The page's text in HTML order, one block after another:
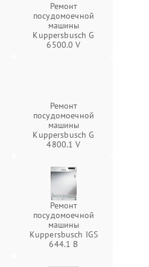
Ремонт
посудомоечной
машины
Kuppersbusch G
6500.0 V
Ремонт
посудомоечной
машины
Kuppersbusch G
4800.1 V
Ремонт
посудомоечной
машины
Kuppersbusch IGS
644.1 B